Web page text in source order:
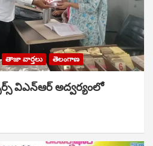
తాజా వార్తలు తెలంగాణ
విఎన్ఆర్ అద్వర్యంలో